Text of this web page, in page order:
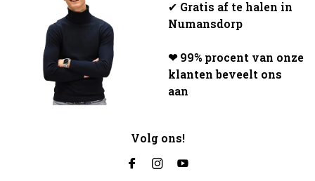
✔ Gratis af te halen in
Numansdorp
❤ 99% procent van onze
klanten beveelt ons
aan
Volg ons!